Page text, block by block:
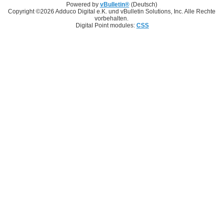
Powered by vBulletin®(Deutsch)
Copyright ©2026 Adduco Digital e.K. und vBulletin Solutions, Inc. Alle Rechte
vorbehalten.
Digital Point modules: CSS